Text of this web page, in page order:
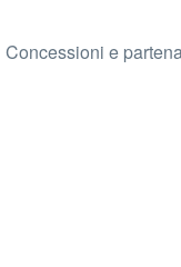
Concessioni e